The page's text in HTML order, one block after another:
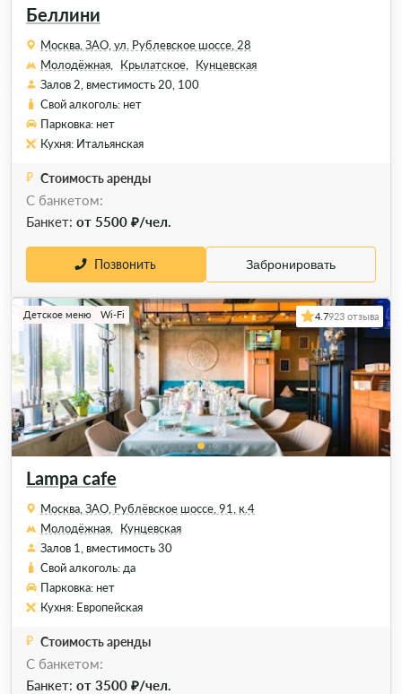
Беллини
Москва, ЗАО, ул. Рублевское шоссе, 28
Молодёжная,
Крылатское,
Кунцевская
Залов 2, вместимость 20, 100
Свой алкоголь: нет
Парковка: нет
Кухня: Итальянская
Стоимость аренды
С банкетом:
Банкет: от 5500 ₽/чел.
Позвонить Забронировать
Lampa cafe
Детское меню Wi-Fi 4.7923 отзыва
Москва, ЗАО, Рублёвское шоссе, 91, к.4
Молодёжная,
Кунцевская
Залов 1, вместимость 30
Свой алкоголь: да
Парковка: нет
Кухня: Европейская
Стоимость аренды
C банкетом:
Банкет: от 3500 ₽/чел.